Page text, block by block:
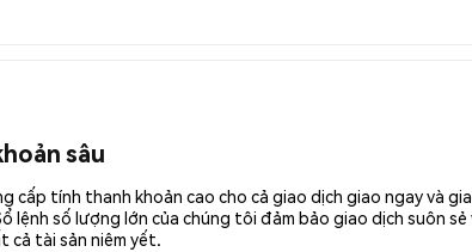
sâu
cấp tính thanh khoản cao cho cả giao dịch giao ngay và
lệnh số lượng lớn của chúng tôi đảm bảo giao dịch suôn sẻ
cả tài sản niêm yết.